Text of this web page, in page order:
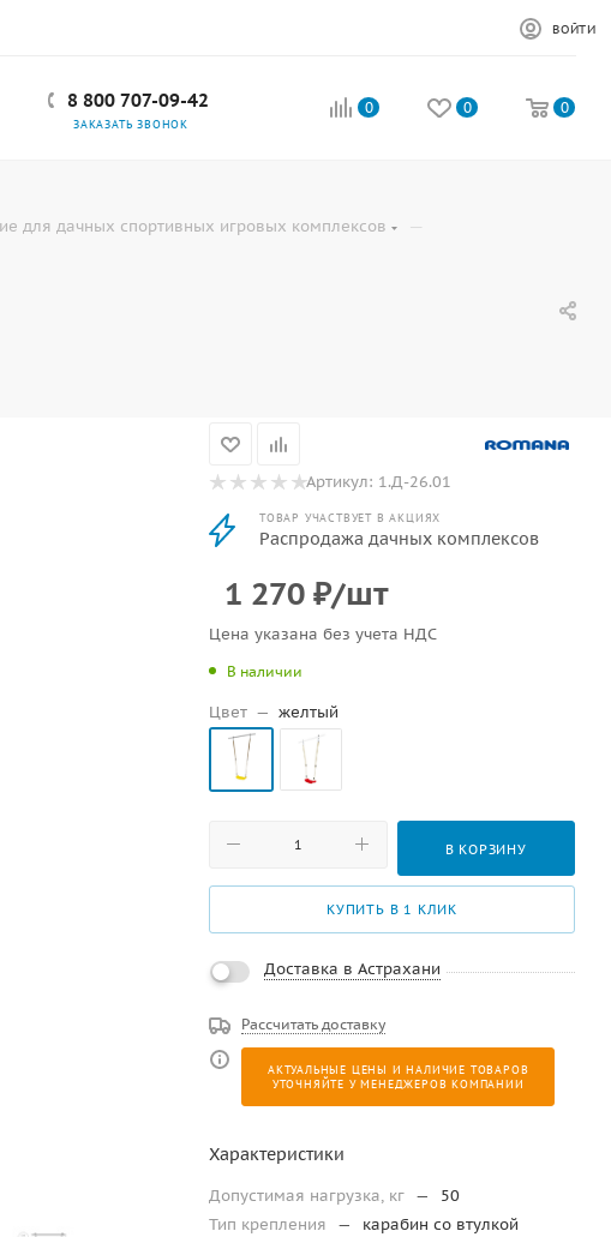
ВОЙТИ
8 800 707-09-42
ЗАКАЗАТЬ ЗВОНОК
0 0 0
для дачных спортивных игровых комплексов —
Артикул: 1.Д-26.01
ТОВАР УЧАСТВУЕТ В АКЦИЯХ
Распродажа дачных комплексов
1 270 ₽/шт
Цена указана без учета НДС
В наличии
Цвет — желтый
В КОРЗИНУ
КУПИТЬ В 1 КЛИК
Доставка в Астрахани
Рассчитать доставку
АКТУАЛЬНЫЕ ЦЕНЫ И НАЛИЧИЕ ТОВАРОВ
УТОЧНЯЙТЕ У МЕНЕДЖЕРОВ КОМПАНИИ
Характеристики
Допустимая нагрузка, кг —
50
Тип крепления
—
карабин со втулкой